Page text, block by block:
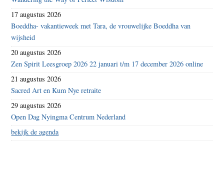
17 augustus 2026
Boeddha- vakantieweek met Tara, de vrouwelijke Boeddha van
wijsheid
20 augustus 2026
Zen Spirit Leesgroep 2026 22 januari t/m 17 december 2026 online
21 augustus 2026
Sacred Art en Kum Nye retraite
29 augustus 2026
Open Dag Nyingma Centrum Nederland
bekijk de agenda